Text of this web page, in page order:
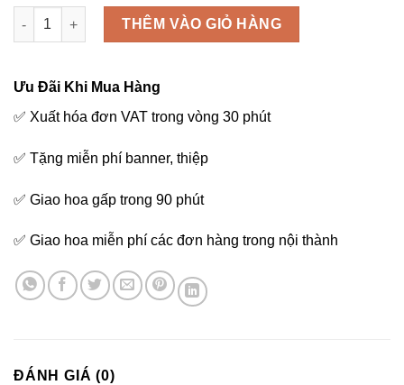
Hi vọng số lượng
THÊM VÀO GIỎ HÀNG
Ưu Đãi Khi Mua Hàng
✅ Xuất hóa đơn VAT trong vòng 30 phút
✅ Tặng miễn phí banner, thiệp
✅ Giao hoa gấp trong 90 phút
✅ Giao hoa miễn phí các đơn hàng trong nội thành
ĐÁNH GIÁ (0)